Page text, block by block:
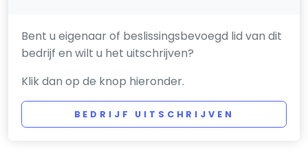
Bent u eigenaar of beslissingsbevoegd lid van dit
bedrijf en wilt u het uitschrijven?
Klik dan op de knop hieronder.
BEDRIJF UITSCHRIJVEN